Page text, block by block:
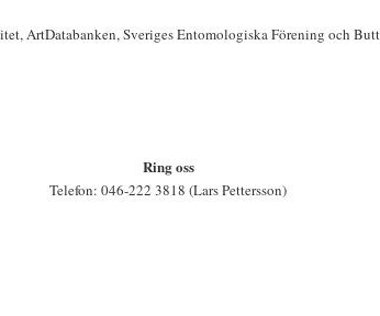
ArtDatabanken, Sveriges Entomologiska Förening och
Ring oss
Telefon: 046-222 3818 (Lars Pettersson)